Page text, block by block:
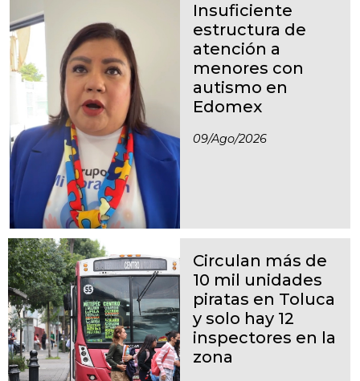
Insuficiente
estructura de
atención a
menores con
autismo en
Edomex
09/ago/2026
Circulan más de
10 mil unidades
piratas en Toluca
y solo hay 12
inspectores en la
zona